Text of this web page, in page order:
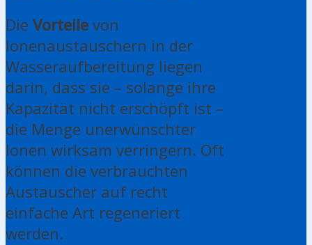
Die Vorteile von
Ionenaustauschern in der
Wasseraufbereitung liegen
darin, dass sie – solange ihre
Kapazität nicht erschöpft ist –
die Menge unerwünschter
Ionen wirksam verringern. Oft
können die verbrauchten
Austauscher auf recht
einfache Art regeneriert
werden.